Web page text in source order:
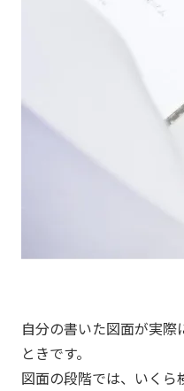
自分の書いた図面が実
ときです。
図面の段階では、いくら